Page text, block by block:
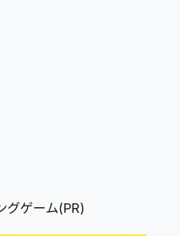
グゲーム(PR)